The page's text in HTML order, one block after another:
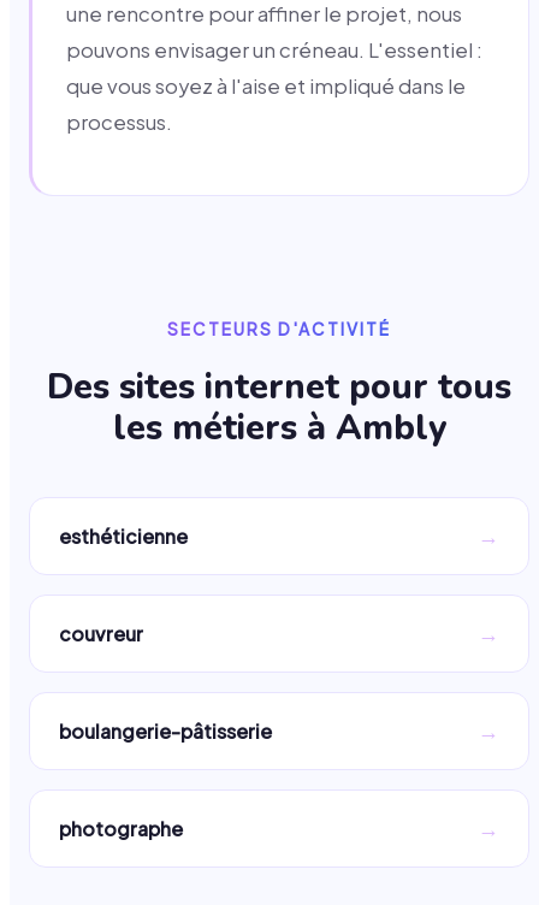
une rencontre pour affiner le projet, nous
pouvons envisager un créneau. L'essentiel :
que vous soyez à l'aise et impliqué dans le
processus.
SECTEURS D'ACTIVITÉ
Des sites internet pour tous
les métiers à Ambly
esthéticienne →
couvreur →
boulangerie-pâtisserie →
photographe →